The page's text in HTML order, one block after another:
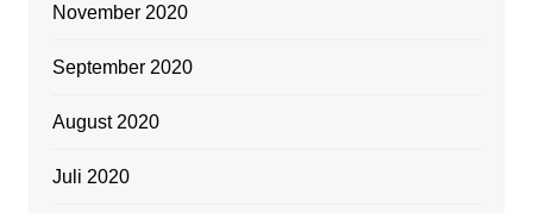
November 2020
September 2020
August 2020
Juli 2020